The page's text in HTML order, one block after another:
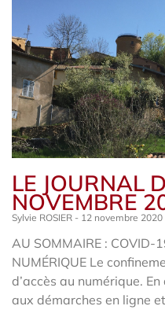
LE JOURNAL
NOVEMBRE
Sylvie ROSIER 12 novembre 2020
AU SOMMAIRE : COVID-
NUMÉRIQUE Le
d’accès au numérique.
aux démarches en ligne et